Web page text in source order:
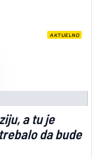
AKTUELNO
a tu je
da bude